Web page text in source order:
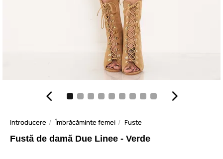
Introducere Îmbrăcăminte femei Fuste
Fustă de damă Due Linee - Verde